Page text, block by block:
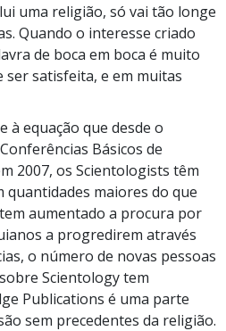
uma religião, só vai tão longe
Quando o interesse criado
de boca em boca é muito
satisfeita, e em muitas
à equação que desde o
Básicos de
2007, os Scientologists têm
quantidades maiores do que
aumentado a procura por
a progredirem através
o número de novas pessoas
Scientology tem
Publications é uma parte
sem precedentes da religião.